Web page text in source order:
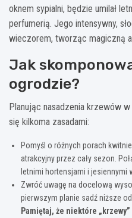
oknem sypialni, będzie umilał
perfumerią. Jego intensywny,
wieczorem, tworząc magiczną
Jak
ogrodzie?
Planując nasadzenia krzewów
się kilkoma zasadami:
Pomyśl o różnych porach
atrakcyjny przez cały sezon.
letnimi hortensjami i jesiennymi
Zwróć uwagę na docelową
pierwszym planie sadź niższe
Pamiętaj, że niektóre